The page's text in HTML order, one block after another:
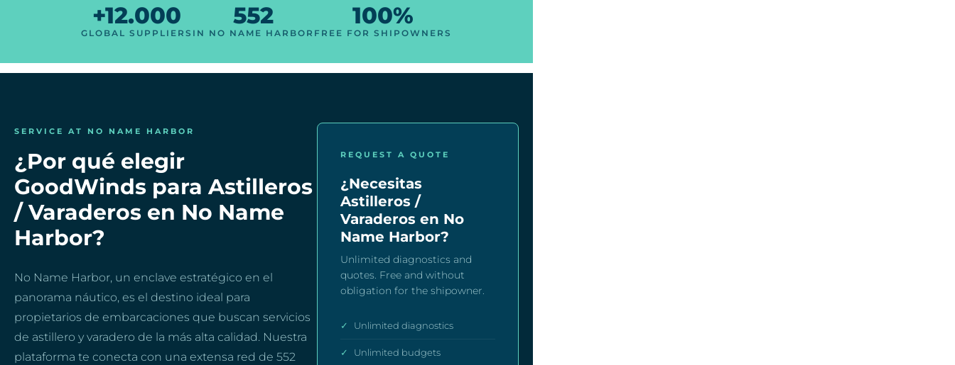
+12.000
GLOBAL SUPPLIERS
552
IN NO NAME HARBOR
100%
FREE FOR SHIPOWNERS
SERVICE AT NO NAME HARBOR
¿Por qué elegir
GoodWinds para Astilleros
/ Varaderos en No Name
Harbor?
No Name Harbor, un enclave estratégico en el
panorama náutico, es el destino ideal para
propietarios de embarcaciones que buscan servicios
de astillero y varadero de la más alta calidad. Nuestra
plataforma te conecta con una extensa red de 552
REQUEST A QUOTE
¿Necesitas
Astilleros /
Varaderos en No
Name Harbor?
Unlimited diagnostics and
quotes. Free and without
obligation for the shipowner.
✓ Unlimited diagnostics
✓ Unlimited budgets